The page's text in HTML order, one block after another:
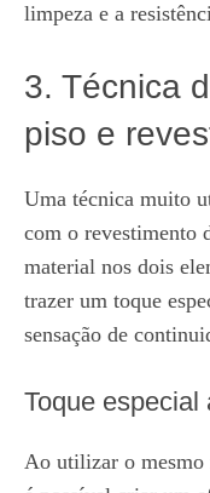
limpeza e a
3. Técnica
piso e
Uma técnica muito
com o revestimento
material nos dois
trazer um toque
sensação de
Toque especial
Ao utilizar o mesmo